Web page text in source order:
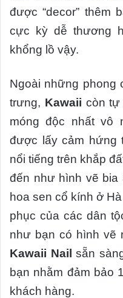
được “decor” thêm
cực kỳ dễ thương
khổng lồ vậy.
Ngoài những phong
trưng, Kawaii còn tự
móng độc nhất vô
được lấy cảm hứng
nổi tiếng trên khắp
đến như hình vẽ bia
hoa sen cổ kính ở
phục của các dân
như bạn có hình vẽ
Kawaii Nail sẵn
bạn nhằm đảm bảo
khách hàng.